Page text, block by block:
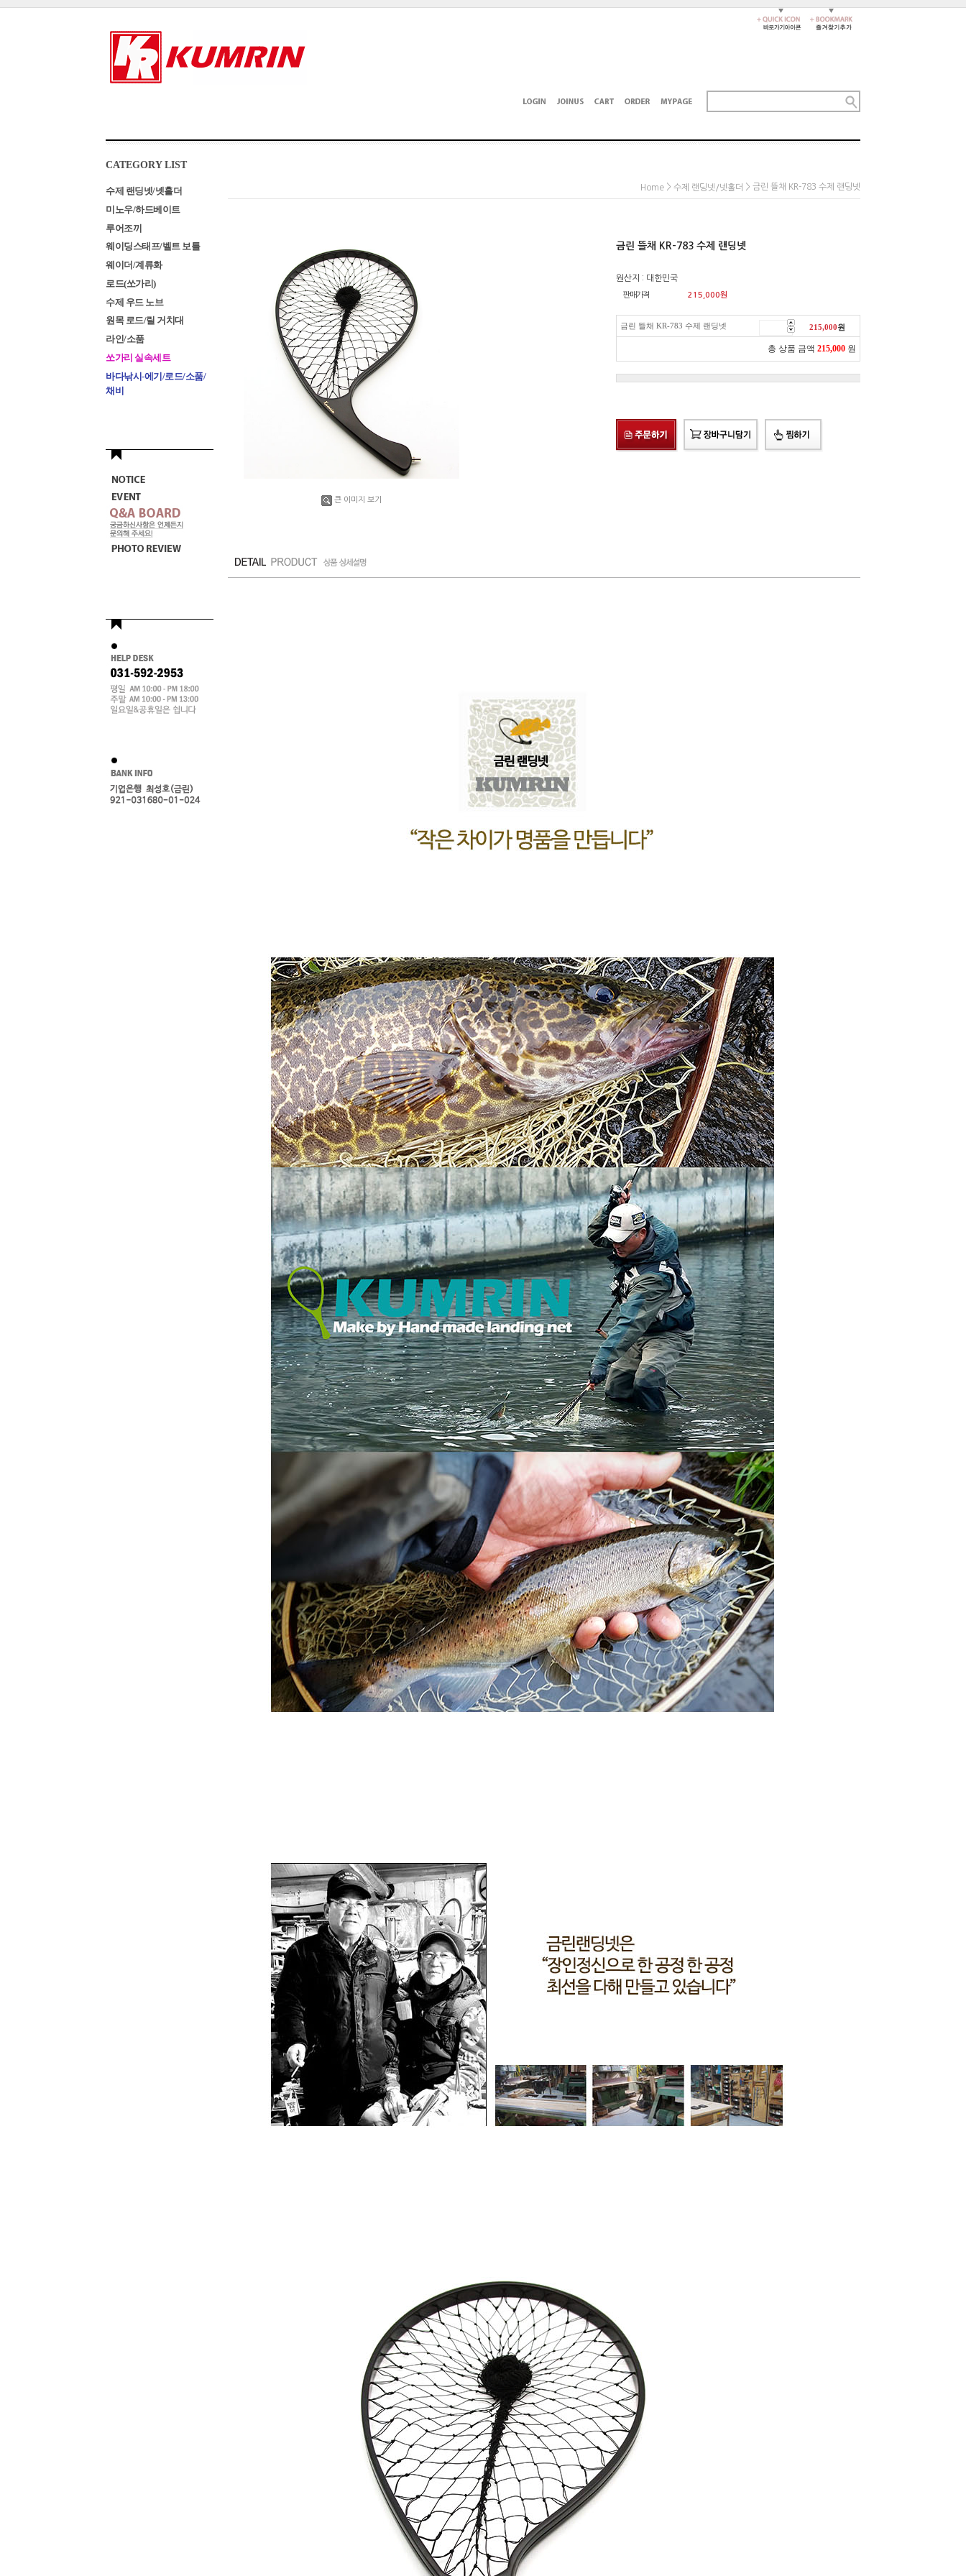
CATEGORY LIST
수제 랜딩넷/넷홀더
미노우/하드베이트
루어조끼
웨이딩스태프/벨트 보틀
웨이더/계류화
로드(쏘가리)
수제 우드 노브
원목 로드/릴 거치대
라인/소품
쏘가리 실속세트
바다낚시-에기/로드/소품/
채비
Home > 수제 랜딩넷/넷홀더 > 금린 뜰채 KR-783 수제 랜딩넷
큰 이미지 보기
금린 뜰채 KR-783 수제 랜딩넷
원산지 : 대한민국
판매가격 215,000원
금린 뜰채 KR-783 수제 랜딩넷 215,000원
총 상품 금액 215,000 원